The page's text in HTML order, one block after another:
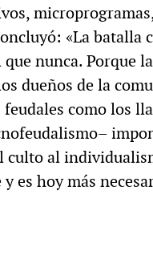
«La batalla
nunca. Porque
dueños de la
como los
culto al
es hoy más